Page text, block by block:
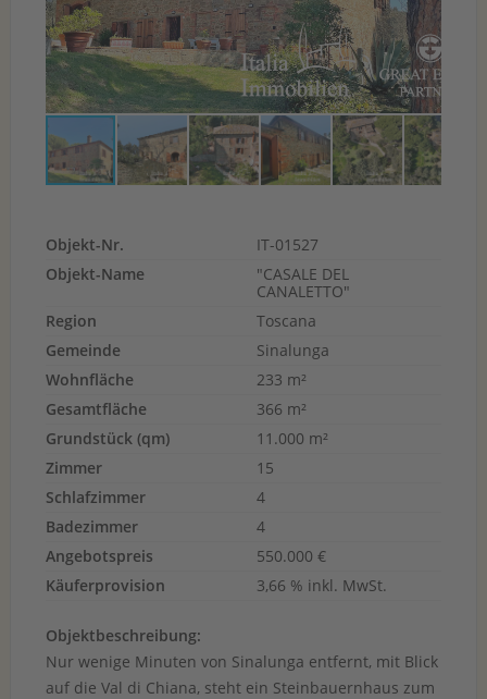
Objekt-Nr.
IT-01527
Objekt-Name
"CASALE DEL
CANALETTO"
Region
Toscana
Gemeinde
Sinalunga
Wohnfläche
233 m²
Gesamtfläche
366 m²
Grundstück (qm)
11.000 m²
Zimmer
15
Schlafzimmer
4
Badezimmer
4
Angebotspreis
550.000 €
Käuferprovision
3,66 % inkl. MwSt.
Objektbeschreibung:
Nur wenige Minuten von Sinalunga entfernt, mit Blick
auf die Val di Chiana, steht ein Steinbauernhaus zum